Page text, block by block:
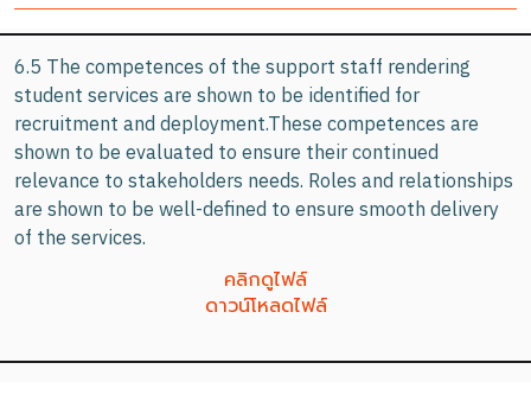
6.5 The competences of the support staff rendering
student services are shown to be identified for
recruitment and deployment.These competences are
shown to be evaluated to ensure their continued
relevance to stakeholders needs. Roles and relationships
are shown to be well-defined to ensure smooth delivery
of the services.
คลิกดูไฟล์
ดาวน์โหลดไฟล์